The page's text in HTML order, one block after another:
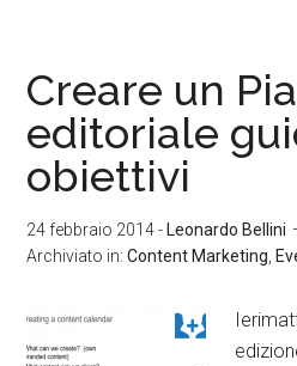
Creare un
editoriale
obiettivi
24 febbraio 2014- Leonardo Bellini
Archiviato in:Content Marketing